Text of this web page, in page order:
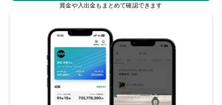
賞金や入出金もまとめて確認できます